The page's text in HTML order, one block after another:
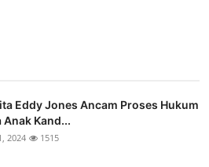
Eddy Jones Ancam Proses Hukum
Anak Kand...
2024 1515